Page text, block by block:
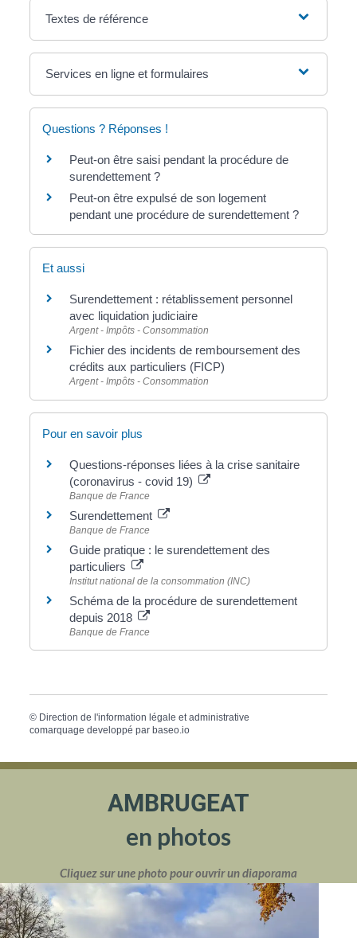
Textes de référence
Services en ligne et formulaires
Questions ? Réponses !
Peut-on être saisi pendant la procédure de
surendettement ?
Peut-on être expulsé de son logement
pendant une procédure de surendettement ?
Et aussi
Surendettement : rétablissement personnel
avec liquidation judiciaire
Argent - Impôts - Consommation
Fichier des incidents de remboursement des
crédits aux particuliers (FICP)
Argent - Impôts - Consommation
Pour en savoir plus
Questions-réponses liées à la crise sanitaire
(coronavirus - covid 19)
Banque de France
Surendettement
Banque de France
Guide pratique : le surendettement des
particuliers
Institut national de la consommation (INC)
Schéma de la procédure de surendettement
depuis 2018
Banque de France
© Direction de l'information légale et administrative
comarquage developpé parbaseo.io
AMBRUGEAT
en photos
Cliquez sur une photo pour ouvrir un diaporama